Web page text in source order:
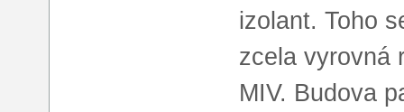
izolant. Toho
zcela vyrovná
MIV. Budova